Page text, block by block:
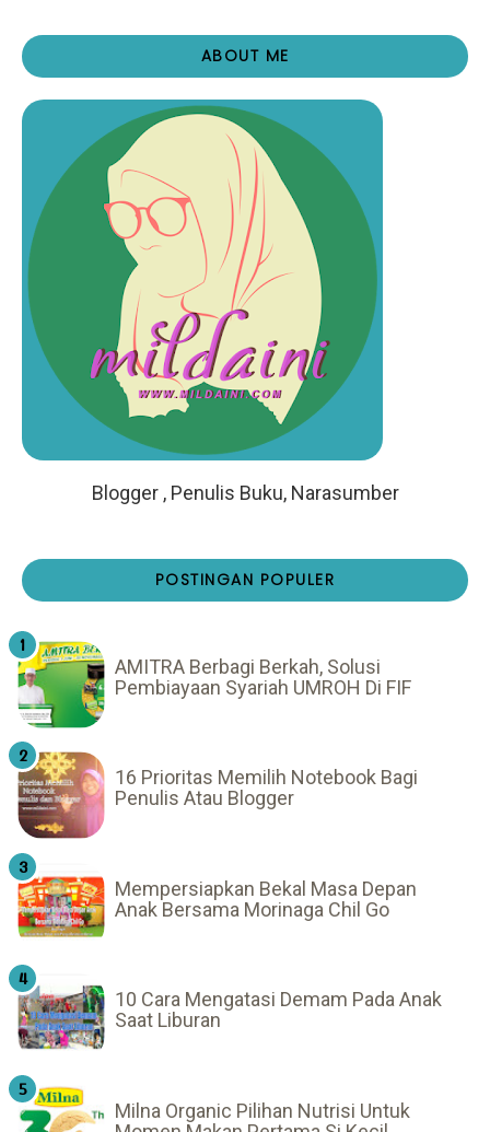
ABOUT ME
Blogger , Penulis Buku, Narasumber
POSTINGAN POPULER
AMITRA Berbagi Berkah, Solusi
Pembiayaan Syariah UMROH Di FIF
16 Prioritas Memilih Notebook Bagi
Penulis Atau Blogger
Mempersiapkan Bekal Masa Depan
Anak Bersama Morinaga Chil Go
10 Cara Mengatasi Demam Pada Anak
Saat Liburan
Milna Organic Pilihan Nutrisi Untuk